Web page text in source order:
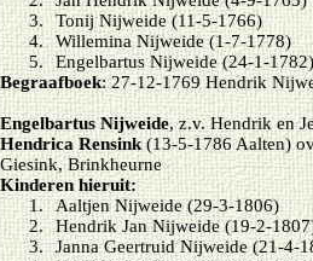
3.
Tonij Nijweide (11-5-1766)
4.
Willemina Nijweide (1-7-1778)
5.
Engelbartus Nijweide (24-1-
Begraafboek: 27-12-1769 Hendrik
Engelbartus Nijweide, z.v. Hendrik en
Hendrica Rensink (13-5-1786 Aalten)
Giesink, Brinkheurne
Kinderen hieruit:
1.
Aaltjen Nijweide (29-3-1806)
2.
Hendrik Jan Nijweide (19-2-
3.
Janna Geertruid Nijweide (21-4-